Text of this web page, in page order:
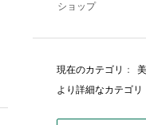
ショップ
現在のカテゴリ ：
より詳細なカテゴリ